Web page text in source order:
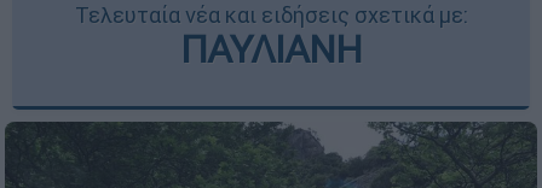
Τελευταία νέα και ειδήσεις σχετικά με:
ΠΑΥΛΙΑΝΗ